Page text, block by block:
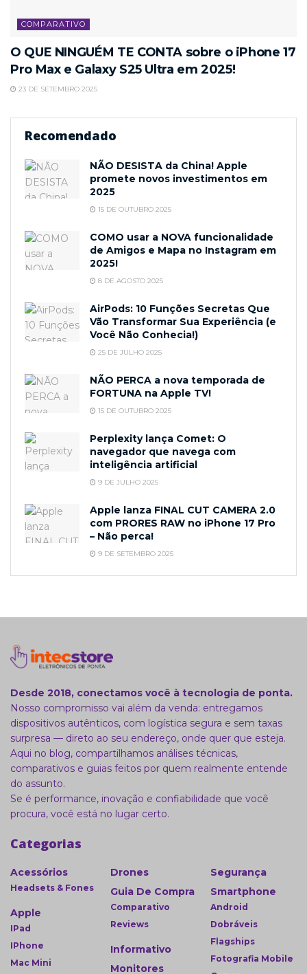
COMPARATIVO
O QUE NINGUÉM TE CONTA sobre o iPhone 17
Pro Max e Galaxy S25 Ultra em 2025!
23 DE SETEMBRO 2025
Recomendado
NÃO DESISTA da China! Apple
promete novos investimentos em
2025
15 DE OUTUBRO 2025
COMO usar a NOVA funcionalidade
de Amigos e Mapa no Instagram em
2025!
8 DE AGOSTO 2025
AirPods: 10 Funções Secretas Que
Vão Transformar Sua Experiência (e
Você Não Conhecia!)
25 DE JULHO 2025
NÃO PERCA a nova temporada de
FORTUNA na Apple TV!
15 DE OUTUBRO 2025
Perplexity lança Comet: O
navegador que navega com
inteligência artificial
9 DE JULHO 2025
Apple lanza FINAL CUT CAMERA 2.0
com PRORES RAW no iPhone 17 Pro
– Não perca!
9 DE SETEMBRO 2025
Desde 2018, conectamos você à tecnologia de ponta.
Nosso compromisso vai além da venda: entregamos
dispositivos autênticos, com logística segura e sem taxas
surpresa — direto ao seu endereço, onde quer que esteja.
Aqui no blog, compartilhamos análises técnicas,
comparativos e guias feitos por quem realmente entende
do assunto.
Se é performance, inovação e confiabilidade que você
procura, você está no lugar certo.
Categorias
Acessórios
Headsets & Fones
Apple
IPad
IPhone
Mac Mini
Drones
Guia De Compra
Comparativo
Reviews
Informativo
Monitores
Segurança
Smartphone
Android
Dobráveis
Flagships
Fotografia Mobile